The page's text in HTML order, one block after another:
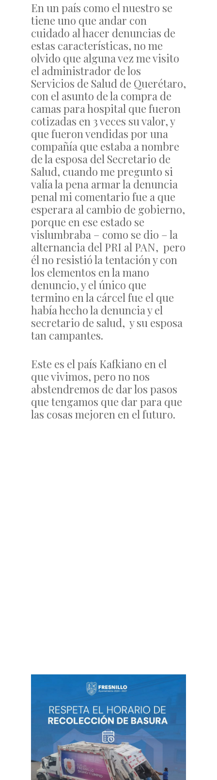
En un país como el nuestro se
tiene uno que andar con
cuidado al hacer denuncias de
estas características, no me
olvido que alguna vez me visito
el administrador de los
Servicios de Salud de Querétaro,
con el asunto de la compra de
camas para hospital que fueron
cotizadas en 3 veces su valor, y
que fueron vendidas por una
compañía que estaba a nombre
de la esposa del Secretario de
Salud, cuando me pregunto si
valía la pena armar la denuncia
penal mi comentario fue a que
esperara al cambio de gobierno,
porque en ese estado se
vislumbraba – como se dio – la
alternancia del PRI al PAN, pero
él no resistió la tentación y con
los elementos en la mano
denuncio, y el único que
termino en la cárcel fue el que
había hecho la denuncia y el
secretario de salud, y su esposa
tan campantes.
Este es el país Kafkiano en el
que vivimos, pero no nos
abstendremos de dar los pasos
que tengamos que dar para que
las cosas mejoren en el futuro.